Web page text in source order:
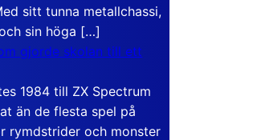
sitt tunna metallchassi,
sin höga […]
gjorde skolan till ett
1984 till ZX Spectrum
än de flesta spel på
rymdstrider och monster